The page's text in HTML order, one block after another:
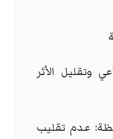
وتقليل الأثر
عدم تقليب